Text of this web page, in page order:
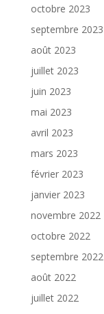
octobre 2023
septembre 2023
août 2023
juillet 2023
juin 2023
mai 2023
avril 2023
mars 2023
février 2023
janvier 2023
novembre 2022
octobre 2022
septembre 2022
août 2022
juillet 2022